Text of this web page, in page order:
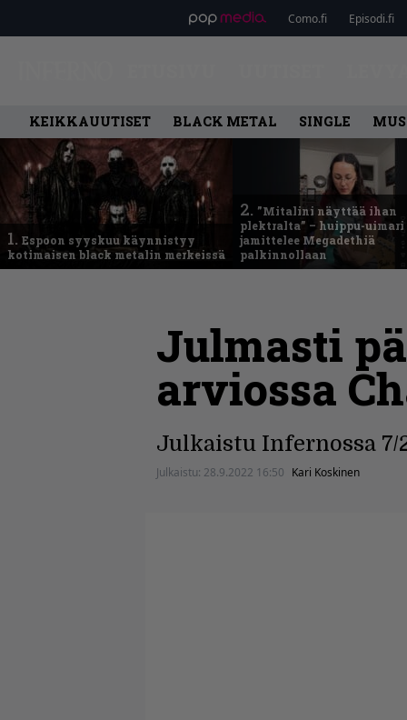
Como.fi Episodi.fi
KEIKKAUUTISET BLACK METAL SINGLE
1. Espoon syyskuu käynnistyy
kotimaisen black metalin merkeissä
2. ”Mitalini näyttää ihan
plektralta” – huippu-uimari
jamittelee Megadethiä
palkinnollaan
Julmasti
arviossa
Julkaistu Infernossa 7/
Julkaistu: 28.9.2022 16:50 Kari Koskinen